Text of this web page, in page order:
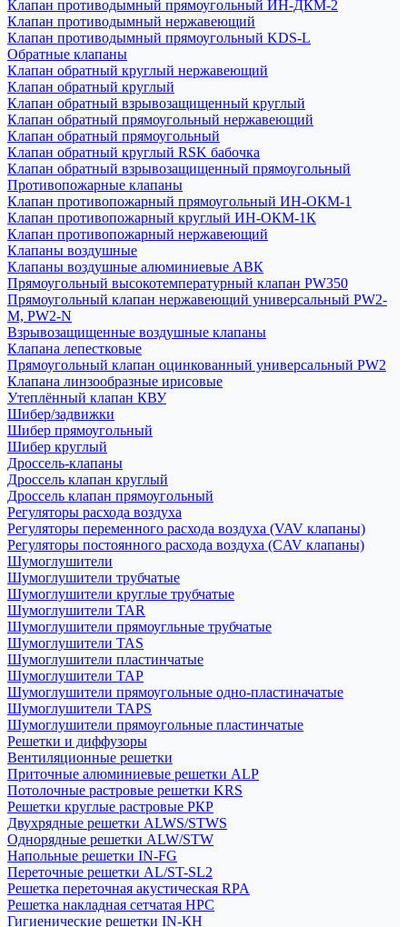
Клапан противодымный прямоугольный ИН-ДКМ-2
Клапан противодымный нержавеющий
Клапан противодымный прямоугольный KDS-L
Обратные клапаны
Клапан обратный круглый нержавеющий
Клапан обратный круглый
Клапан обратный взрывозащищенный круглый
Клапан обратный прямоугольный нержавеющий
Клапан обратный прямоугольный
Клапан обратный круглый RSK бабочка
Клапан обратный взрывозащищенный прямоугольный
Противопожарные клапаны
Клапан противопожарный прямоугольный ИН-ОКМ-1
Клапан противопожарный круглый ИН-ОКМ-1К
Клапан противопожарный нержавеющий
Клапаны воздушные
Клапаны воздушные алюминиевые АВК
Прямоугольный высокотемпературный клапан PW350
Прямоугольный клапан нержавеющий универсальный PW2-
M, PW2-N
Взрывозащищенные воздушные клапаны
Клапана лепестковые
Прямоугольный клапан оцинкованный универсальный PW2
Клапана линзообразные ирисовые
Утеплённый клапан КВУ
Шибер/задвижки
Шибер прямоугольный
Шибер круглый
Дроссель-клапаны
Дроссель клапан круглый
Дроссель клапан прямоугольный
Регуляторы расхода воздуха
Регуляторы переменного расхода воздуха (VAV клапаны)
Регуляторы постоянного расхода воздуха (CAV клапаны)
Шумоглушители
Шумоглушители трубчатые
Шумоглушители круглые трубчатые
Шумоглушители TAR
Шумоглушители прямоугльные трубчатые
Шумоглушители TAS
Шумоглушители пластинчатые
Шумоглушители TAP
Шумоглушители прямоугольные одно-пластиначатые
Шумоглушители TAPS
Шумоглушители прямоугольные пластинчатые
Решетки и диффузоры
Вентиляционные решетки
Приточные алюминиевые решетки ALP
Потолочные растровые решетки KRS
Решетки круглые растровые РКР
Двухрядные решетки ALWS/STWS
Однорядные решетки ALW/STW
Напольные решетки IN-FG
Переточные решетки AL/ST-SL2
Решетка переточная акустическая RPA
Решетка накладная сетчатая НРС
Гигиенические решетки IN-КН